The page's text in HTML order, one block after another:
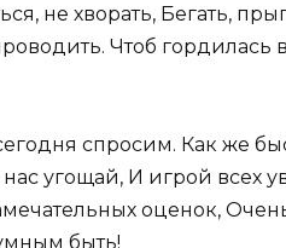
не хворать, Бегать,
Чтоб гордилась
спросим. Как же
нас угощай, И игрой всех
оценок,
быть!